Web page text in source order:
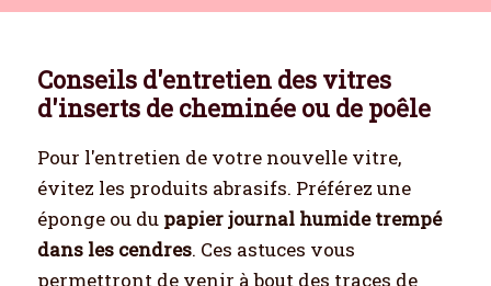
Conseils d'entretien des vitres
d'inserts de cheminée ou de poêle
Pour l'entretien de votre nouvelle vitre,
évitez les produits abrasifs. Préférez une
éponge ou du papier journal humide trempé
dans les cendres. Ces astuces vous
permettront de venir à bout des traces de